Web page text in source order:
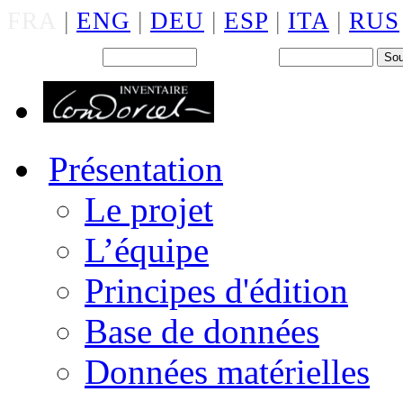
| ENG | DEU | ESP | ITA | RUS
Présentation
Le projet
L’équipe
Principes d'édition
Base de données
Données matérielles